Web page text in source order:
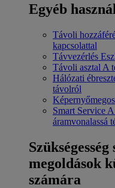
Egyéb
Távoli
kapcsolattal
Távvezérlés
Távoli asztal A
Hálózati
távolról
Smart Service
áramvonalassá
megoldások
számára